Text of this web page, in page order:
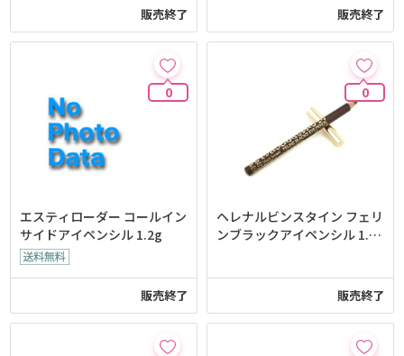
販売終了 販売終了
0
エスティローダー コールイン
サイドアイペンシル 1.2g
販売終了
0
ヘレナルビンスタイン フェリ
ンブラックアイペンシル 1.05
販売終了